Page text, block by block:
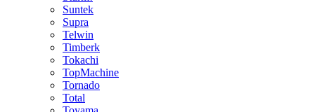
Suntek
Supra
Telwin
Timberk
Tokachi
TopMachine
Tornado
Total